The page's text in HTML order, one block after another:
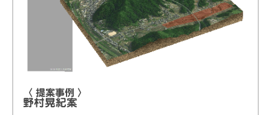
〈 提案事例 〉
野村晃紀案